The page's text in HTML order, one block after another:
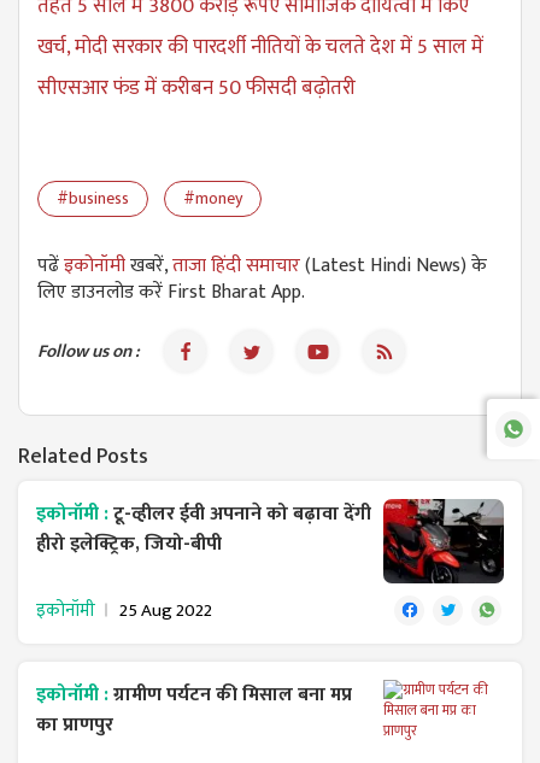
खर्च, मोदी सरकार की पारदर्शी नीतियों के चलते देश में 5 साल में
सीएसआर फंड में करीबन 50 फीसदी बढ़ोतरी
#business #money
पढेंइकोनॉमीखबरें,ताजा हिंदी समाचार(Latest Hindi News) के
लिए डाउनलोड करें First Bharat App.
Follow us on :
Related Posts
इकोनॉमी :टू-व्हीलर ईवी अपनाने को बढ़ावा देंगी
हीरो इलेक्ट्रिक, जियो-बीपी
इकोनॉमी 25 Aug 2022
इकोनॉमी :ग्रामीण पर्यटन की मिसाल बना मप्र
का प्राणपुर